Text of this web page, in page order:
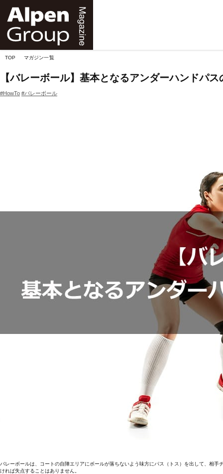
TOP マガジン一覧
【バレーボール】基本となるアンダーハンドパ
#HowTo #バレーボール
バレーボールは、コートの自陣エリアにボールが落ちないよう味方にパス（トス）を出して、相
ければ失点することはありません。